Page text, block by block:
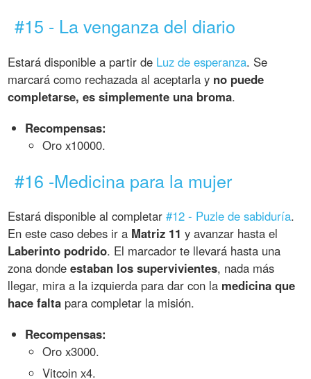
#15 - La venganza del diario
Estará disponible a partir de Luz de esperanza. Se
marcará como rechazada al aceptarla y no puede
completarse, es simplemente una broma.
Recompensas:
Oro x10000.
#16 -Medicina para la mujer
Estará disponible al completar#12 - Puzle de sabiduría.
En este caso debes ir a Matriz 11 y avanzar hasta el
Laberinto podrido. El marcador te llevará hasta una
zona dondeestaban los supervivientes, nada más
llegar, mira a la izquierda para dar con la medicina que
hace falta para completar la misión.
Recompensas:
Oro x3000.
Vitcoin x4.